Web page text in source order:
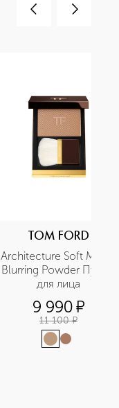
TOM FORD
Architecture Soft Matte
Blurring Powder Пудра
для лица
9 990¤
11 100 ¤